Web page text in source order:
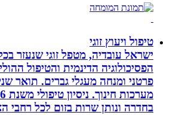
טיפול ויעוץ זוגי
ישראל עובדיה, מטפל זוגי שנעזר בכלים
הפסיכולוגיה הדינמית והטיפול
פרטני ומנחה מעגלי גברים. תואר שני
בחדרה ונותן שרות בזום לכל רחבי הארץ